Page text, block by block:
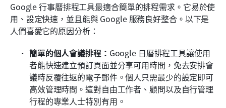
Google 行事曆排程工具最適合簡單的排程需求。它易於使
用、設定快速，並且能與 Google 服務良好整合。以下是
人們喜愛它的原因分析：
簡單的個人會議排程： Google 日曆排程工具讓使用
者能快速建立預訂頁面並分享可用時間，免去安排會
議時反覆往返的電子郵件。個人只需最少的設定即可
高效管理時間。這對自由工作者、顧問以及自行管理
行程的專業人士特別有用。